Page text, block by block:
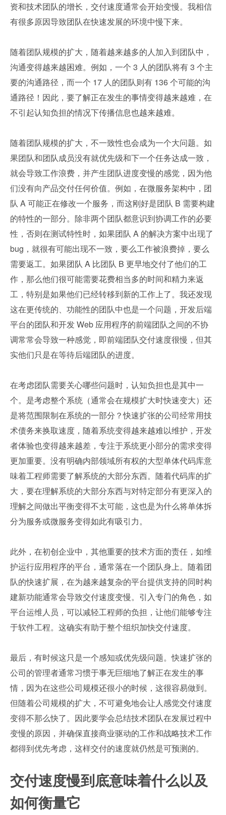
资和技术团队的增长，交付速度通常会开始变慢。我相信
有很多原因导致团队在快速发展的环境中慢下来。
随着团队规模的扩大，随着越来越多的人加入到团队中，
沟通变得越来越困难。例如，一个 3 人的团队将有 3 个主
要的沟通路径，而一个 17 人的团队则有 136 个可能的沟
通路径！因此，要了解正在发生的事情变得越来越难，在
不引起认知负担的情况下传播信息也越来越难。
随着团队规模的扩大，不一致性也会成为一个大问题。如
果团队和团队成员没有就优先级和下一个任务达成一致，
就会导致工作浪费，并产生团队进度变慢的感觉，因为他
们没有向产品交付任何价值。例如，在微服务架构中，团
队 A 可能正在修改一个服务，而这刚好是团队 B 需要构建
的特性的一部分。除非两个团队都意识到协调工作的必要
性，否则在测试特性时，如果团队 A 的解决方案中出现了
bug，就很有可能出现不一致，要么工作被浪费掉，要么
需要返工。如果团队 A 比团队 B 更早地交付了他们的工
作，那么他们很可能需要花费相当多的时间和精力来返
工，特别是如果他们已经转移到新的工作上了。我还发现
这在更传统的、功能性的团队中也是一个问题，开发后端
平台的团队和开发 Web 应用程序的前端团队之间的不协
调常常会导致一种感觉，即前端团队交付速度很慢，但其
实他们只是在等待后端团队的进度。
在考虑团队需要关心哪些问题时，认知负担也是其中一
个。是考虑整个系统（通常会在规模扩大时快速变大）还
是将范围限制在系统的一部分？快速扩张的公司经常用技
术债务来换取速度，随着系统变得越来越难以维护，开发
者体验也变得越来越差，专注于系统更小部分的需求变得
更加重要。没有明确内部领域所有权的大型单体代码库意
味着工程师需要了解系统的大部分东西。随着代码库的扩
大，要在理解系统的大部分东西与对特定部分有更深入的
理解之间做出平衡变得不太可能，这也是为什么将单体拆
分为服务或微服务变得如此有吸引力。
此外，在初创企业中，其他重要的技术方面的责任，如维
护运行应用程序的平台，通常落在一个团队身上。随着团
队的快速扩展，在为越来越复杂的平台提供支持的同时构
建新功能通常会导致交付速度变慢。引入专门的角色，如
平台运维人员，可以减轻工程师的负担，让他们能够专注
于软件工程。这确实有助于整个组织加快交付速度。
最后，有时候这只是一个感知或优先级问题。快速扩张的
公司的管理者通常习惯于事无巨细地了解正在发生的事
情，因为在这些公司规模还很小的时候，这很容易做到。
但随着公司规模的扩大，不可避免地会让人感觉交付速度
变得不那么快了。因此要学会总结技术团队在发展过程中
变慢的原因，并确保直接商业驱动的工作和战略技术工作
都得到优先考虑，这样交付的速度就仍然是可预测的。
交付速度慢到底意味着什么以及
如何衡量它